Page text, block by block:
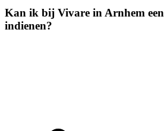
Kan ik bij Vivare in Arnhem een
indienen?